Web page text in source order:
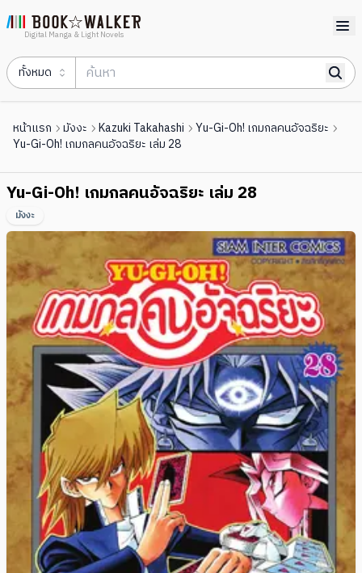
Digital Manga & Light Novels
ทั้งหมด
หน้าแรก มังงะ Kazuki Takahashi
Yu-Gi-Oh! เกมกลคนอัจฉริยะ
Yu-Gi-Oh! เกมกลคนอัจฉริยะ เล่ม 28
Yu-Gi-Oh! เกมกลคนอัจฉริยะ เล่ม 28
มังงะ